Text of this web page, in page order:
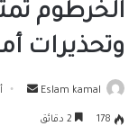
الخرطوم
وتحذيرات
Eslam kamal
أرسل
178